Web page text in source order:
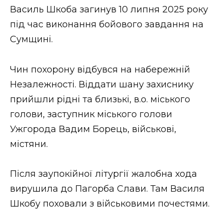
Василь Шкоба загинув 10 липня 2025 року
під час виконання бойового завдання на
Сумщині.
Чин похорону відбувся на набережній
Незалежності. Віддати шану захиснику
прийшли рідні та близькі, в.о. міського
голови, заступник міського голови
Ужгорода Вадим Борець, військові,
містяни.
Після заупокійної літургії жалобна хода
вирушила до Пагорба Слави. Там Василя
Шкобу поховали з військовими почестями.